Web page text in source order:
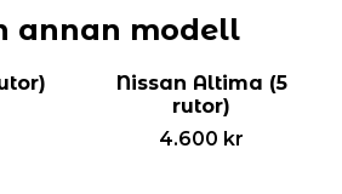
annan modell
Nissan Altima (5
rutor)
4.600 kr